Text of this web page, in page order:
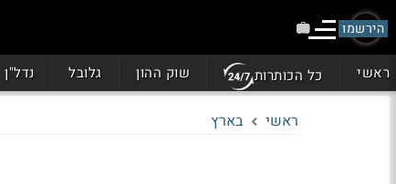
הירשמו
ראשי כל הכותרות שוק ההון גלובל נדל"ן
ראשי בארץ